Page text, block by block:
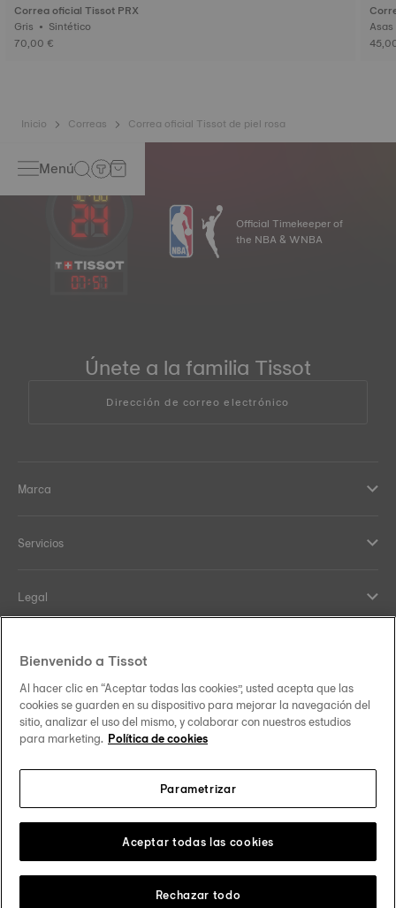
Correa oficial Tissot PRX
Gris • Sintético
70,00 €
Inicio Correas Correa oficial Tissot de piel rosa
Menú
07:57
Official Timekeeper of
the NBA & WNBA
Únete a la familia Tissot
Dirección de correo electrónico
Marca
Servicios
Legal
Nuestro compromiso
Síguenos en redes sociales
Cambiar país Tissot Copyrights 2026
Bienvenido a Tissot
Al hacer clic en “Aceptar todas las cookies”, usted acepta que las
cookies se guarden en su dispositivo para mejorar la navegación del
sitio, analizar el uso del mismo, y colaborar con nuestros estudios
para marketing. Política de cookies
Parametrizar
Rechazar todo
Aceptar todas las cookies